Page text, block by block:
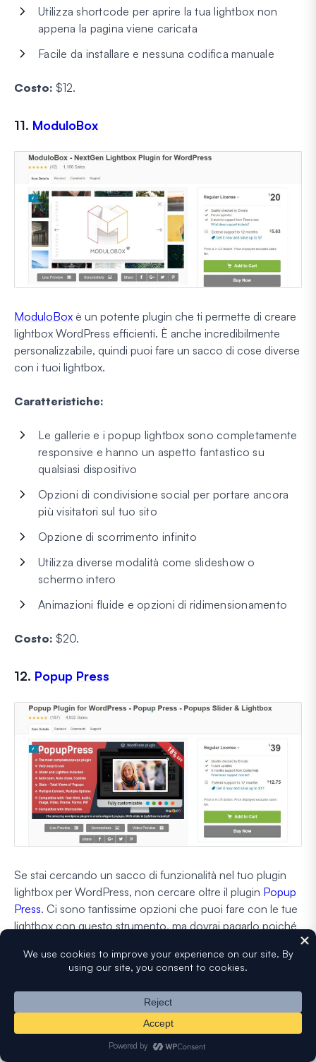
Utilizza shortcode per aprire la tua lightbox non
appena la pagina viene caricata
Facile da installare e nessuna codifica manuale
Costo: $12.
11. ModuloBox
ModuloBox è un potente plugin che ti permette di creare
lightbox WordPress efficienti. È anche incredibilmente
personalizzabile, quindi puoi fare un sacco di cose diverse
con i tuoi lightbox.
Caratteristiche:
Le gallerie e i popup lightbox sono completamente
responsive e hanno un aspetto fantastico su
qualsiasi dispositivo
Opzioni di condivisione social per portare ancora
più visitatori sul tuo sito
Opzione di scorrimento infinito
Utilizza diverse modalità come slideshow o
schermo intero
Animazioni fluide e opzioni di ridimensionamento
Costo: $20.
12. Popup Press
Se stai cercando un sacco di funzionalità nel tuo plugin
lightbox per WordPress, non cercare oltre il plugin Popup
Press. Ci sono tantissime opzioni che puoi fare con le tue
lightbox con questo strumento, ma dovrai pagarlo poiché
Caratteristiche:
Ricevi supporto dedicato per le tue domande
Imposta un'opzione per la tua lightbox per aprirsi e
chiudersi automaticamente